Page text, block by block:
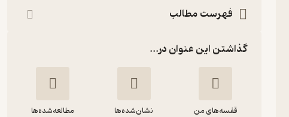
فهرست مطالب
گذاشتن این عنوان در...
قفسه‌های من نشان‌شده‌ها مطالعه‌شده‌ها